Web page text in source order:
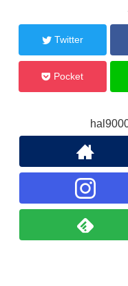
Twitter
Pocket